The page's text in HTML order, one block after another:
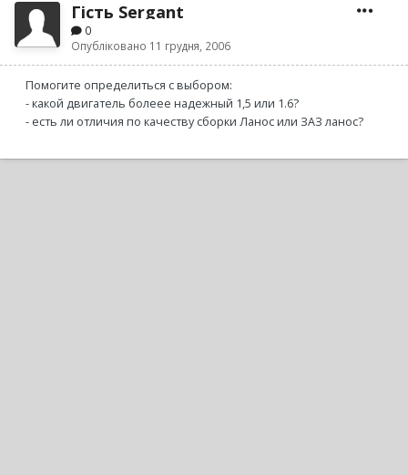
Гість Sergant
0
Опубліковано 11 грудня, 2006
Помогите определиться с выбором:
- какой двигатель болеее надежный 1,5 или 1.6?
- есть ли отличия по качеству сборки Ланос или ЗАЗ ланос?